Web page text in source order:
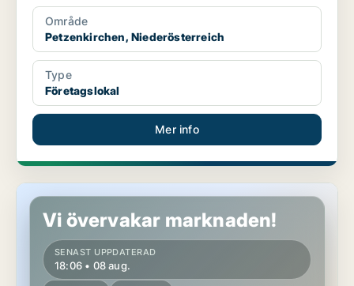
Område
Petzenkirchen, Niederösterreich
Type
Företagslokal
Mer info
Lokaler i Perchtoldsdorf, Niederösterreich
Vi övervakar marknaden!
SENAST UPPDATERAD
18:06 • 08 aug.